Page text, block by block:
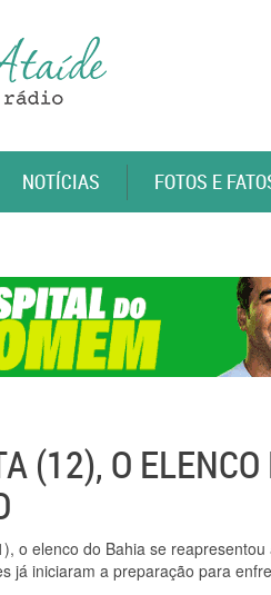
NOTÍCIAS FOTOS E
(12), O
o elenco do Bahia se
já iniciaram a preparação para